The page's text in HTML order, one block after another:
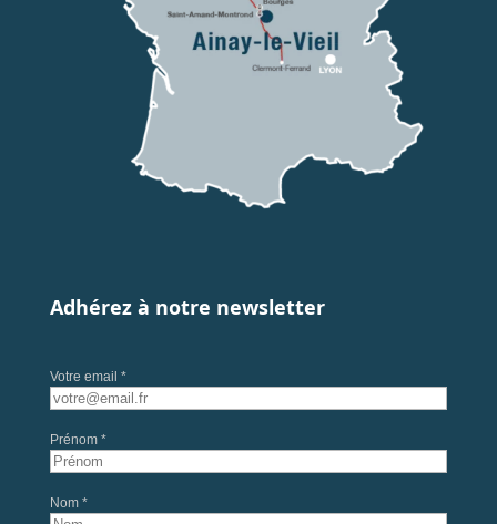
Adhérez à notre newsletter
Votre email *
Prénom *
Nom *